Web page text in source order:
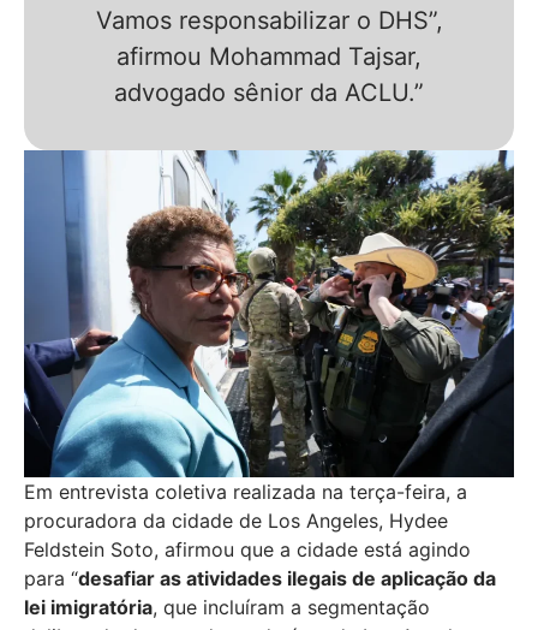
Vamos responsabilizar o DHS”,
afirmou Mohammad Tajsar,
advogado sênior da ACLU.”
Em entrevista coletiva realizada na terça-feira, a
procuradora da cidade de Los Angeles, Hydee
Feldstein Soto, afirmou que a cidade está agindo
para “desafiar as atividades ilegais de aplicação da
lei imigratória, que incluíram a segmentação